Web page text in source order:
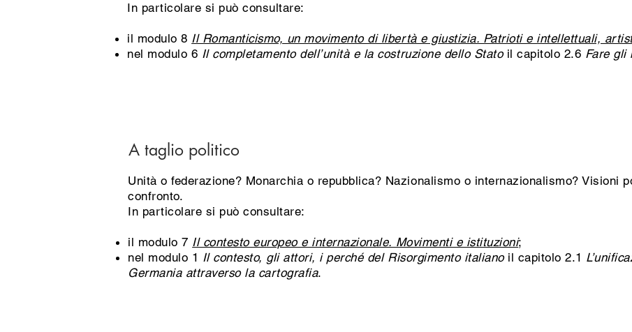
In particolare si può consultare:
il modulo 8 Il Romanticismo, un movimento di libertà e giustizia. Patrioti e intellettuali,
nel modulo 6 Il completamento dell’unità e la costruzione dello Statoil capitolo 2.6 Fare gli
A taglio politico
Unità o federazione? Monarchia o repubblica? Nazionalismo o internazionalismo? Visioni
confronto.
In particolare si può consultare:
il modulo 7 Il contesto europeo e internazionale. Movimenti e istituzioni;
nel modulo 1 Il contesto, gli attori, i perché del Risorgimento italianoil capitolo 2.1
Germania attraverso la cartografia.